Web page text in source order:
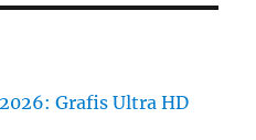
Grafis Ultra HD